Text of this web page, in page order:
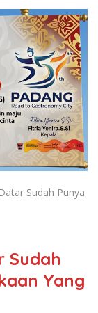
Sudah Punya
Sudah
Yang